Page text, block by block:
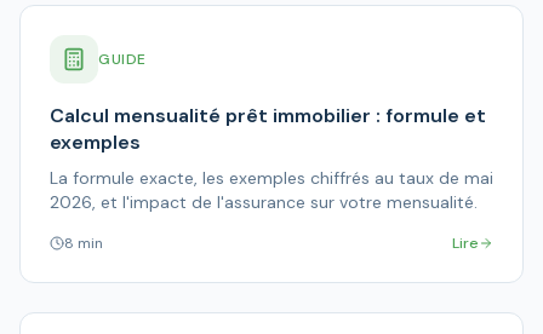
GUIDE
Calcul mensualité prêt immobilier : formule et
exemples
La formule exacte, les exemples chiffrés au taux de mai
2026, et l'impact de l'assurance sur votre mensualité.
8 min Lire